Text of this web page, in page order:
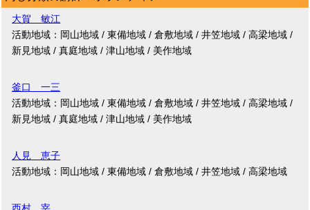
大賀 敏江
活動地域：岡山地域 / 東備地域 / 倉敷地域 / 井笠地域 / 高梁地域 /
新見地域 / 真庭地域 / 津山地域 / 美作地域
釜口 一三
活動地域：岡山地域 / 東備地域 / 倉敷地域 / 井笠地域 / 高梁地域 /
新見地域 / 真庭地域 / 津山地域 / 美作地域
人見 恵子
活動地域：岡山地域 / 東備地域 / 倉敷地域 / 井笠地域 / 高梁地域